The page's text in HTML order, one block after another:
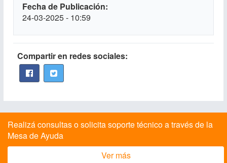
Fecha de Publicación
24-03-2025 - 10:59
Compartir en redes sociales:
Realizá consultas o solicita soporte técnico a través de la
Mesa de Ayuda
Ver más